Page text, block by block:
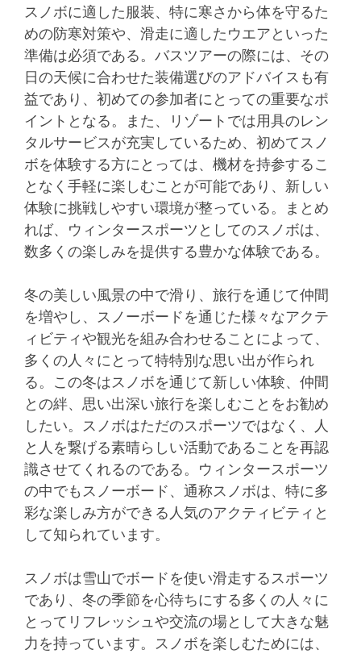
スノボに適した服装、特に寒さから体を守るた
めの防寒対策や、滑走に適したウエアといった
準備は必須である。バスツアーの際には、その
日の天候に合わせた装備選びのアドバイスも有
益であり、初めての参加者にとっての重要なポ
イントとなる。また、リゾートでは用具のレン
タルサービスが充実しているため、初めてスノ
ボを体験する方にとっては、機材を持参するこ
となく手軽に楽しむことが可能であり、新しい
体験に挑戦しやすい環境が整っている。まとめ
れば、ウィンタースポーツとしてのスノボは、
数多くの楽しみを提供する豊かな体験である。
冬の美しい風景の中で滑り、旅行を通じて仲間
を増やし、スノーボードを通じた様々なアクテ
ィビティや観光を組み合わせることによって、
多くの人々にとって特特別な思い出が作られ
る。この冬はスノボを通じて新しい体験、仲間
との絆、思い出深い旅行を楽しむことをお勧め
したい。スノボはただのスポーツではなく、人
と人を繋げる素晴らしい活動であることを再認
識させてくれるのである。ウィンタースポーツ
の中でもスノーボード、通称スノボは、特に多
彩な楽しみ方ができる人気のアクティビティと
して知られています。
スノボは雪山でボードを使い滑走するスポーツ
であり、冬の季節を心待ちにする多くの人々に
とってリフレッシュや交流の場として大きな魅
力を持っています。スノボを楽しむためには、